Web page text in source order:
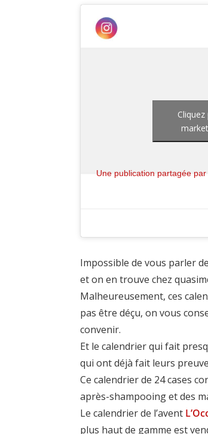
Une publication partagée
Impossible de vous parler
et on en trouve chez
Malheureusement, ces
pas être déçu, on vous
convenir.
Et le calendrier qui fait
qui ont déjà fait leurs
Ce calendrier de 24 cases
après-shampooing et des
Le calendrier de l’avent
plus haut de gamme est